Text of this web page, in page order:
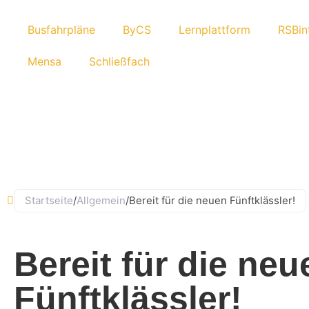
Busfahr­pläne ByCS Lern­platt­form
Mensa Schließ­fach
Startseite/Allgemein/Bereit für die neuen Fünftklässler!
Bereit für die
Fünftklässler!